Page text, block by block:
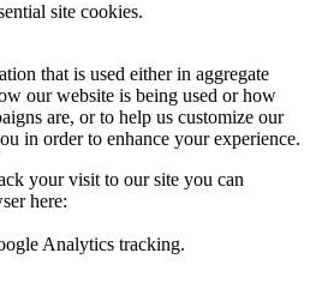
site cookies.
that is used either in aggregate
our website is being used or how
are, or to help us customize our
in order to enhance your experience.
your visit to our site you can
here:
Analytics tracking.